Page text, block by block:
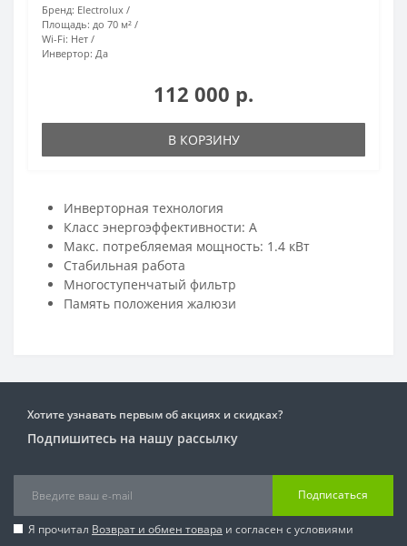
Бренд: Electrolux
Площадь: до 70 м²
Wi-Fi: Нет
Инвертор: Да
112 000 р.
В КОРЗИНУ
Инверторная технология
Класс энергоэффективности: A
Макс. потребляемая мощность: 1.4 кВт
Стабильная работа
Многоступенчатый фильтр
Память положения жалюзи
Хотите узнавать первым об акциях и скидках?
Подпишитесь на нашу рассылку
Подписаться
Я прочитал Возврат и обмен товара и согласен с условиями